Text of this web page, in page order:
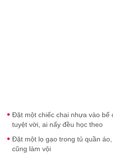
Đặt một chiếc chai nhựa vào
tuyệt vời, ai nấy đều học theo
Đặt một lọ gạo trong tủ quần
cũng làm vội